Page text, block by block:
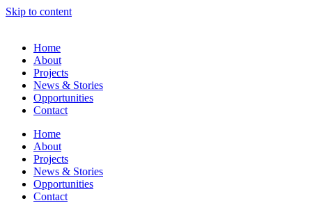
Skip to content
Home
About
Projects
News & Stories
Opportunities
Contact
Home
About
Projects
News & Stories
Opportunities
Contact